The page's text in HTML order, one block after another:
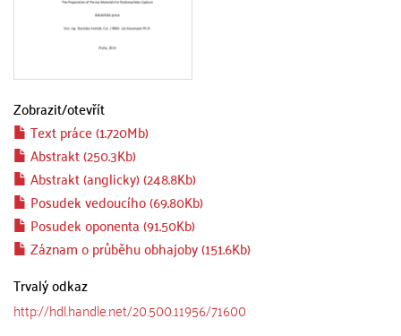
Zobrazit/otevřít
Text práce (1.720Mb)
Abstrakt (250.3Kb)
Abstrakt (anglicky) (248.8Kb)
Posudek vedoucího (69.80Kb)
Posudek oponenta (91.50Kb)
Záznam o průběhu obhajoby (151.6Kb)
Trvalý odkaz
http://hdl.handle.net/20.500.11956/71600